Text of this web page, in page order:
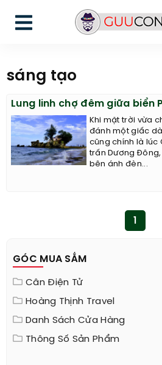
sáng tạo
Lung linh chợ đêm giữa biển
Khi mặt trời vừa
đánh một giấc
cũng chính là lúc
trấn Dương Đông,
bên ánh đèn...
GÓC MUA SẮM
Cân Điện Tử
Hoàng Thịnh Travel
Danh Sách Cửa Hàng
Thông Số Sản Phẩm